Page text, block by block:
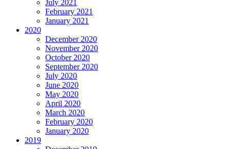
July 2021
February 2021
January 2021
2020
December 2020
November 2020
October 2020
September 2020
July 2020
June 2020
May 2020
April 2020
March 2020
February 2020
January 2020
2019